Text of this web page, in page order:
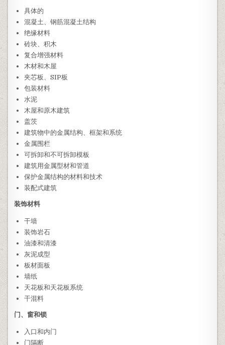
具体的
混凝土、钢筋混凝土结构
绝缘材料
砖块、积木
复合增强材料
木材和木屋
夹芯板、SIP板
包装材料
水泥
木屋和原木建筑
盖茨
建筑物中的金属结构、框架和系统
金属围栏
可拆卸和不可拆卸模板
建筑用金属型材和管道
保护金属结构的材料和技术
装配式建筑
装饰材料
干墙
装饰岩石
油漆和清漆
灰泥成型
板材面板
墙纸
天花板和天花板系统
干混料
门、窗和锁
入口和内门
门隔断